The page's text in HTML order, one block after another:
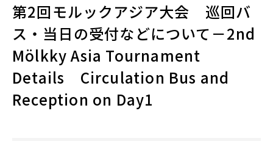
第2回モルックアジア大会 巡回バ
ス・当日の受付などについて－2nd
Mölkky Asia Tournament
Details Circulation Bus and
Reception on Day1